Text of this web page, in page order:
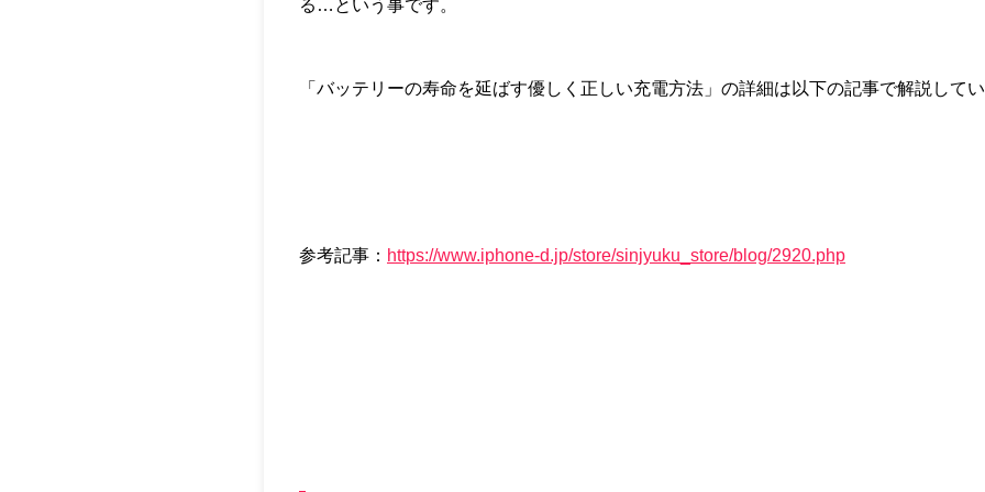
る…という事です。
「バッテリーの寿命を延ばす優しく正しい充電方法」の詳細は以下の記事で解説して
参考記事： https://www.iphone-d.jp/store/sinjyuku_store/blog/2920.php